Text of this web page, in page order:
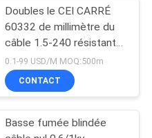
Doubles le CEI CARRÉ
60332 de millimètre du
câble 1.5-240 résistants
au feu du noyau 0,6/1KV
LSOH
0.1-99 USD/M MOQ:500m
CONTACT
Basse fumée blindée